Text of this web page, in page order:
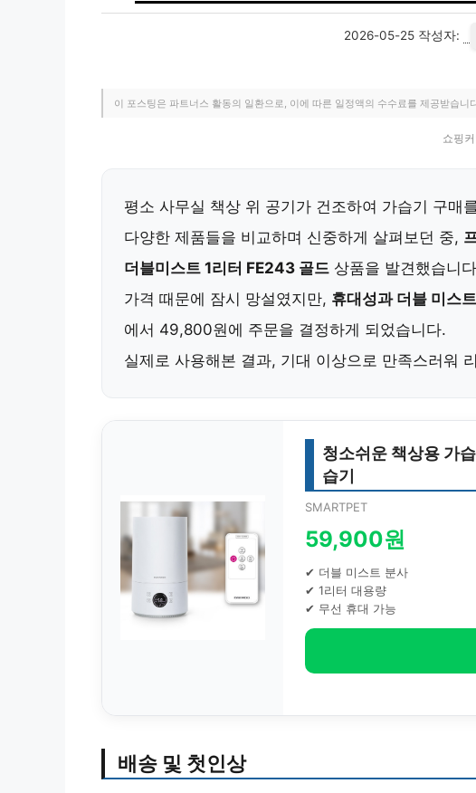
2026-05-25 작성자:
이 포스팅은 파트너스 활동의 일환으로, 이에 따른 일정액의 수수료를 제공받습니
쇼핑
평소 사무실 책상 위 공기가 건조하여 가습기 구매
다양한 제품들을 비교하며 신중하게 살펴보던 중,
더블미스트 1리터 FE243 골드 상품을 발견했습니
가격 때문에 잠시 망설였지만, 휴대성과 더블 미스
에서 49,800원에 주문을 결정하게 되었습니다.
실제로 사용해본 결과, 기대 이상으로 만족스러워
청소쉬운 책상용 가
습기
SMARTPET
59,900원
✔ 더블 미스트 분사
✔ 1리터 대용량
✔ 무선 휴대 가능
배송 및 첫인상